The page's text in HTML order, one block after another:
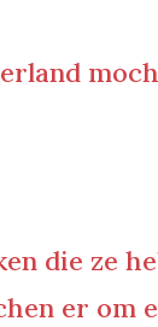
die ze
er om